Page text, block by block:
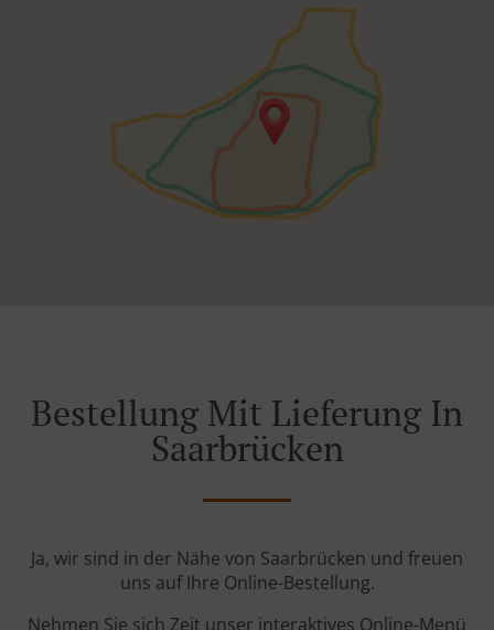
Bestellung Mit Lieferung In
Saarbrücken
Ja, wir sind in der Nähe von Saarbrücken und freuen
uns auf Ihre Online-Bestellung.
Nehmen Sie sich Zeit unser interaktives Online-Menü